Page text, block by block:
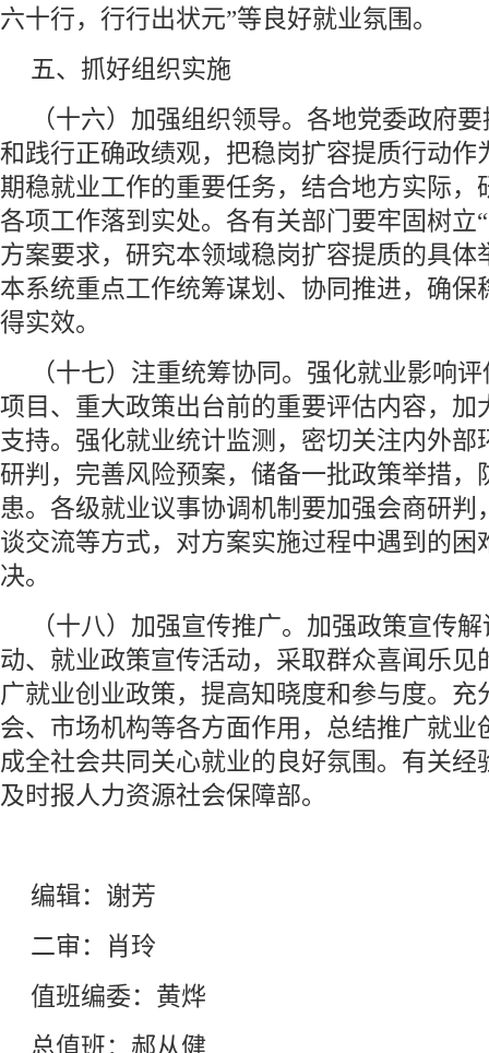
六十行，行行出状元”等良好就业氛围。
五、抓好组织实施
（十六）加强组织领导。各地党委政府
和践行正确政绩观，把稳岗扩容提质行动作
期稳就业工作的重要任务，结合地方实际，
各项工作落到实处。各有关部门要牢固树立
方案要求，研究本领域稳岗扩容提质的具体
本系统重点工作统筹谋划、协同推进，确保
得实效。
（十七）注重统筹协同。强化就业影响
项目、重大政策出台前的重要评估内容，加
支持。强化就业统计监测，密切关注内外部
研判，完善风险预案，储备一批政策举措，
患。各级就业议事协调机制要加强会商研判
谈交流等方式，对方案实施过程中遇到的困
决。
（十八）加强宣传推广。加强政策宣传
动、就业政策宣传活动，采取群众喜闻乐见
广就业创业政策，提高知晓度和参与度。充
会、市场机构等各方面作用，总结推广就业
成全社会共同关心就业的良好氛围。有关经
及时报人力资源社会保障部。
编辑：谢芳
二审：肖玲
值班编委：黄烨
总值班：郝从健